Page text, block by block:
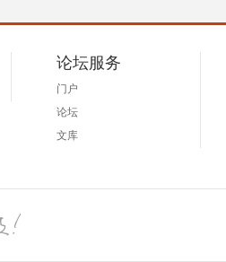
论坛服务
门户
论坛
文库